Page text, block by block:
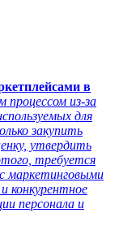
в
процессом из-за
для
закупить
утвердить
требуется
маркетинговыми
конкурентное
персонала и